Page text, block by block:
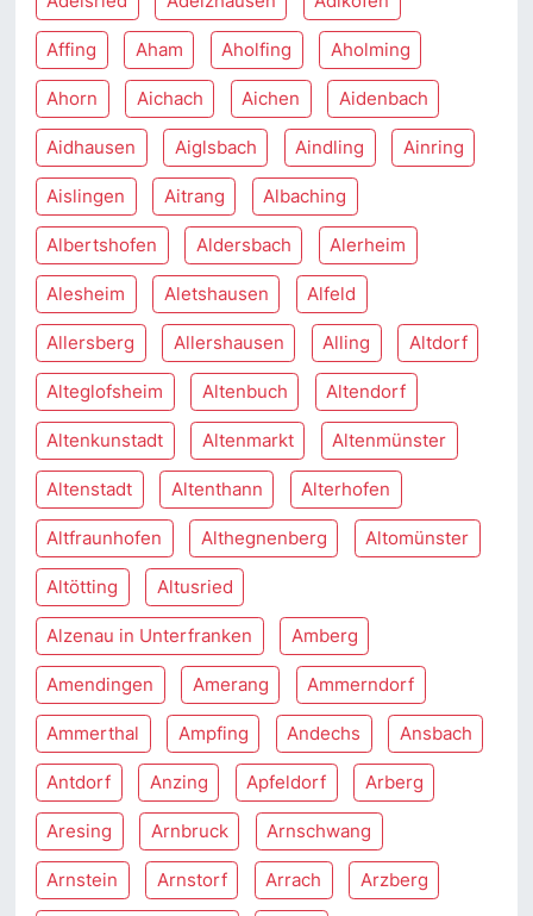
Affing Aham Aholfing Aholming
Ahorn Aichach Aichen Aidenbach
Aidhausen Aiglsbach Aindling Ainring
Aislingen Aitrang Albaching
Albertshofen Aldersbach Alerheim
Alesheim Aletshausen Alfeld
Allersberg Allershausen Alling Altdorf
Alteglofsheim Altenbuch Altendorf
Altenkunstadt Altenmarkt Altenmünster
Altenstadt Altenthann Alterhofen
Altfraunhofen Althegnenberg Altomünster
Altötting Altusried
Alzenau in Unterfranken Amberg
Amendingen Amerang Ammerndorf
Ammerthal Ampfing Andechs Ansbach
Antdorf Anzing Apfeldorf Arberg
Aresing Arnbruck Arnschwang
Arnstein Arnstorf Arrach Arzberg